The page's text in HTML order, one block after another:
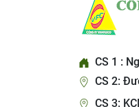
CS 1 :
CS 2:
CS 3: